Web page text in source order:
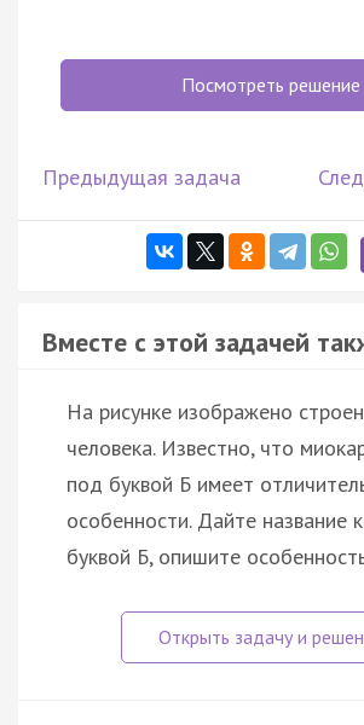
Посмотреть решение
Предыдущая задача
Вместе с этой задачей
На рисунке изображено
человека. Известно, что
под буквой Б имеет
особенности. Дайте название
буквой Б, опишите